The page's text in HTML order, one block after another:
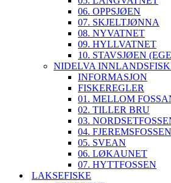
06. OPPSJØEN
07. SKJELTJØNNA
08. NYVATNET
09. HYLLVATNET
10. STAVSJØEN
NIDELVA
INFORMASJON
FISKEREGLER
01. MELLOM
02. TILLER BRU
03.
04. FJEREMSFOSSEN
05. SVEAN
06. LØKAUNET
07. HYTTFOSSEN
LAKSEFISKE